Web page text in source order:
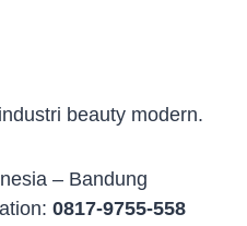
beauty modern.
– Bandung
0817-9755-558